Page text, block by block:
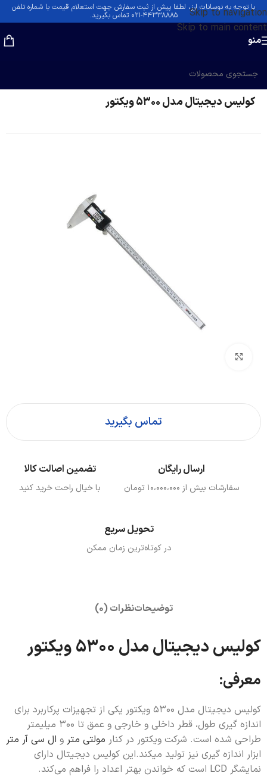
Skip to navigation
Skip to main content
با توجه به نوسانات ارز، لطفا پیش از ثبت سفارش جهت استعلام قیمت با شماره تلفن
۴۴۳۳۸۸۸۵-۰۲۱ تماس بگیرید.
منو
خانه /کولیس و میکرومتر
کولیس دیجیتال مدل 5300 ویکتور
تماس بگیرید
ارسال رایگان
سفارشات بیش از ۱۰،000،000 تومان
تضمین اصالت کالا
با خیال راحت خرید کنید
تحویل سریع
در کوتاه‌ترین زمان ممکن
توضیحاتنظرات (0)
کولیس دیجیتال مدل 5300 ویکتور
معرفی:
کولیس دیجیتال مدل 5300 ویکتور یکی از تجهیزات پرکاربرد برای
اندازه گیری طول، قطر داخلی و خارجی و عمق تا 300 میلیمتر
طراحی شده است. شرکت ویکتور در کنار مولتی متر و ال سی آر متر
ابزار اندازه گیری نیز تولید میکند.این کولیس دیجیتال دارای
نمایشگر LCD است که خواندن بهتر اعداد را فراهم می‌کند.